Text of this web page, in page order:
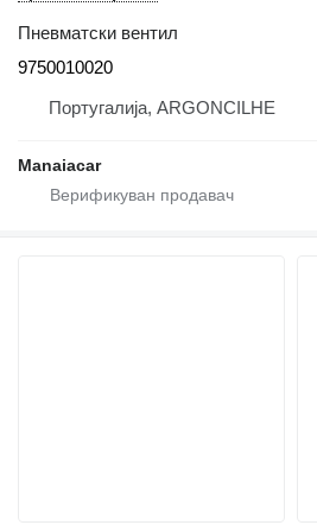
Пневматски вентил
9750010020
Португалија, ARGONCILHE
Manaiacar